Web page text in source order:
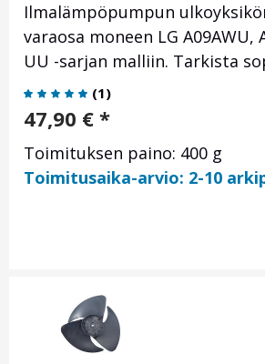
Ilmalämpöpumpun
varaosa moneen LG A09AWU,
UU -sarjan malliin. Tarkista
(1)
47,90 € *
Toimituksen paino: 400 g
Toimitusaika-arvio: 2-10